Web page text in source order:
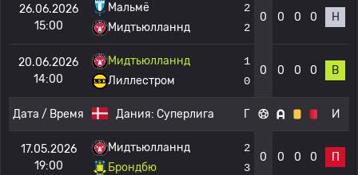
26.06.2026
15:00
Мальмё
Мидтьюлланнд
2
2
0 0 0 0 Н
20.06.2026
14:00
Мидтьюлланнд
Лиллестром
1
0
0 0 0 0 В
Дата / Время Дания: Суперлига Г И
17.05.2026
19:00
Мидтьюлланнд
Брондбю
2
3
0 0 0 0 П